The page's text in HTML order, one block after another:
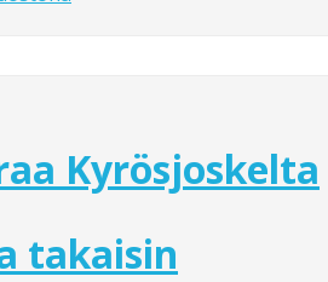
Kyrösjoskelta
takaisin